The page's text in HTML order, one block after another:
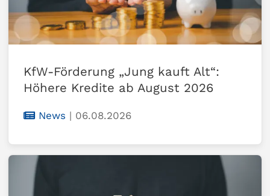
KfW-Förderung „Jung kauft Alt“:
Höhere Kredite ab August 2026
News | 06.08.2026